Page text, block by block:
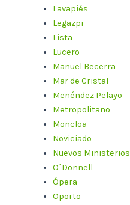
Lavapiés
Legazpi
Lista
Lucero
Manuel Becerra
Mar de Cristal
Menéndez Pelayo
Metropolitano
Moncloa
Noviciado
Nuevos Ministerios
O´Donnell
Ópera
Oporto